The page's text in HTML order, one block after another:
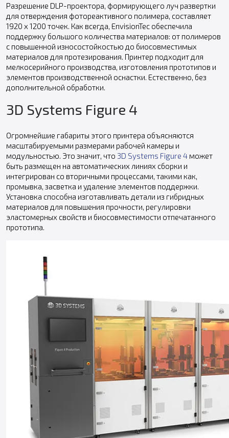
Разрешение DLP-проектора, формирующего луч развертки
для отверждения фотореактивного полимера, составляет
1920 x 1200 точек. Как всегда, EnvisionTec обеспечила
поддержку большого количества материалов: от полимеров
с повышенной износостойкостью до биосовместимых
материалов для протезирования. Принтер подходит для
мелкосерийного производства, изготовления прототипов и
элементов производственной оснастки. Естественно, без
дополнительной обработки.
3D Systems Figure 4
Огромнейшие габариты этого принтера объясняются
масштабируемыми размерами рабочей камеры и
модульностью. Это значит, что 3D Systems Figure 4 может
быть размещен на автоматических линиях сборки и
интегрирован со вторичными процессами, такими как,
промывка, засветка и удаление элементов поддержки.
Установка способна изготавливать детали из гибридных
материалов для повышения прочности, регулировки
эластомерных свойств и биосовместимости отпечатанного
прототипа.